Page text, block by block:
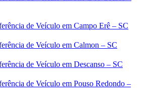
de Veículo em Campo Erê – SC
de Veículo em Calmon – SC
de Veículo em Descanso – SC
de Veículo em Pouso Redondo –